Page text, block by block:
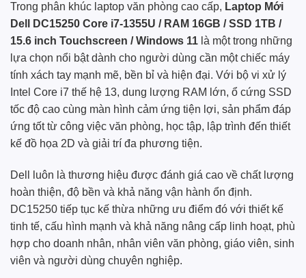
Trong phân khúc laptop văn phòng cao cấp, Laptop Mới
Dell DC15250 Core i7-1355U / RAM 16GB / SSD 1TB /
15.6 inch Touchscreen / Windows 11 là một trong những
lựa chọn nổi bật dành cho người dùng cần một chiếc máy
tính xách tay mạnh mẽ, bền bỉ và hiện đại. Với bộ vi xử lý
Intel Core i7 thế hệ 13, dung lượng RAM lớn, ổ cứng SSD
tốc độ cao cùng màn hình cảm ứng tiện lợi, sản phẩm đáp
ứng tốt từ công việc văn phòng, học tập, lập trình đến thiết
kế đồ họa 2D và giải trí đa phương tiện.
Dell luôn là thương hiệu được đánh giá cao về chất lượng
hoàn thiện, độ bền và khả năng vận hành ổn định.
DC15250 tiếp tục kế thừa những ưu điểm đó với thiết kế
tinh tế, cấu hình mạnh và khả năng nâng cấp linh hoạt, phù
hợp cho doanh nhân, nhân viên văn phòng, giáo viên, sinh
viên và người dùng chuyên nghiệp.